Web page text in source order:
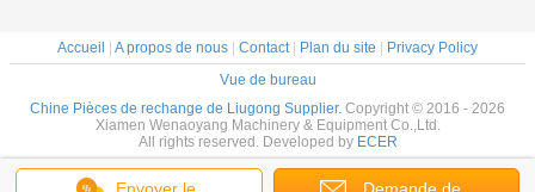
Accueil | A propos de nous | Contact| Plan du site | Privacy Policy
Vue de bureau
Chine Pièces de rechange de Liugong Supplier. Copyright © 2016 - 2026
Xiamen Wenaoyang Machinery & Equipment Co.,Ltd.
All rights reserved. Developed by ECER